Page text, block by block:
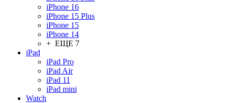
iPhone 16
iPhone 15 Plus
iPhone 15
iPhone 14
+ ЕЩЕ 7
iPad
iPad Pro
iPad Air
iPad 11
iPad mini
Watch